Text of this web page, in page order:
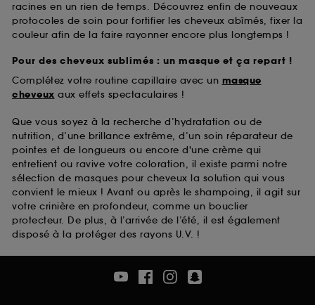
racines en un rien de temps. Découvrez enfin de nouveaux
protocoles de soin pour fortifier les cheveux abîmés, fixer la
couleur afin de la faire rayonner encore plus longtemps !
Pour des cheveux sublimés : un masque et ça repart !
Complétez votre routine capillaire avec un masque
cheveux aux effets spectaculaires !
Que vous soyez à la recherche d’hydratation ou de
nutrition, d’une brillance extrême, d’un soin réparateur de
pointes et de longueurs ou encore d'une crème qui
entretient ou ravive votre coloration, il existe parmi notre
sélection de masques pour cheveux la solution qui vous
convient le mieux ! Avant ou après le shampoing, il agit sur
votre crinière en profondeur, comme un bouclier
protecteur. De plus, à l’arrivée de l’été, il est également
disposé à la protéger des rayons U.V. !